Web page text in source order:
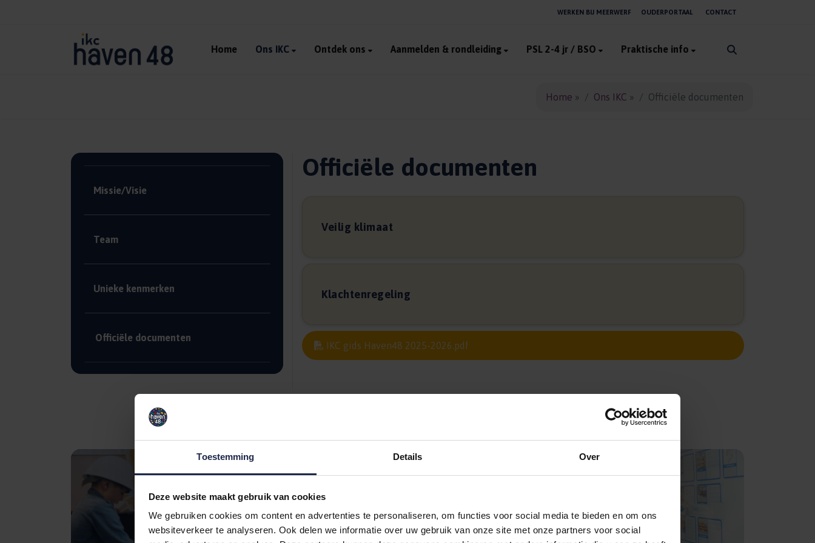
Toestemming Details Over
Deze website maakt gebruik van cookies
We gebruiken cookies om content en advertenties te personaliseren, om functies voor social media te bieden en om ons
websiteverkeer te analyseren. Ook delen we informatie over uw gebruik van onze site met onze partners voor social
WERKEN BIJ MEERWERF OUDERPORTAAL CONTACT
Home Ons IKC Ontdek ons Aanmelden & rondleiding PSL 2-4 jr / BSO Praktische info
Home » Ons IKC » Officiële documenten
Missie/Visie
Team
Unieke kenmerken
Officiële documenten
Officiële documenten
Veilig klimaat
Klachtenregeling
IKC gids Haven48 2025-2026.pdf